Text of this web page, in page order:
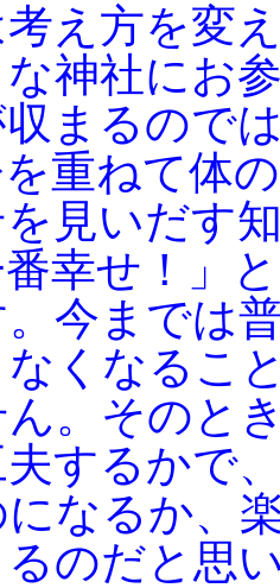
え方を変
神社にお
まるので
重ねて体
見いだす
幸せ！」
今までは
くなるこ
。そのと
するかで
なるか、
のだと思